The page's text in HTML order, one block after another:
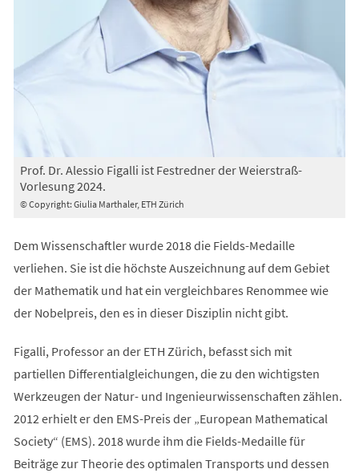
© Copyright: Giulia Marthaler, ETH Zürich
Prof. Dr. Alessio Figalli ist Festredner der Weierstraß-
Vorlesung 2024.
Dem Wissenschaftler wurde 2018 die Fields-Medaille
verliehen. Sie ist die höchste Auszeichnung auf dem Gebiet
der Mathematik und hat ein vergleichbares Renommee wie
der Nobelpreis, den es in dieser Disziplin nicht gibt.
Figalli, Professor an der ETH Zürich, befasst sich mit
partiellen Differentialgleichungen, die zu den wichtigsten
Werkzeugen der Natur-​ und Ingenieurwissenschaften zählen.
2012 erhielt er den EMS-Preis der „European Mathematical
Society“ (EMS). 2018 wurde ihm die Fields-Medaille für
Beiträge zur Theorie des optimalen Transports und dessen